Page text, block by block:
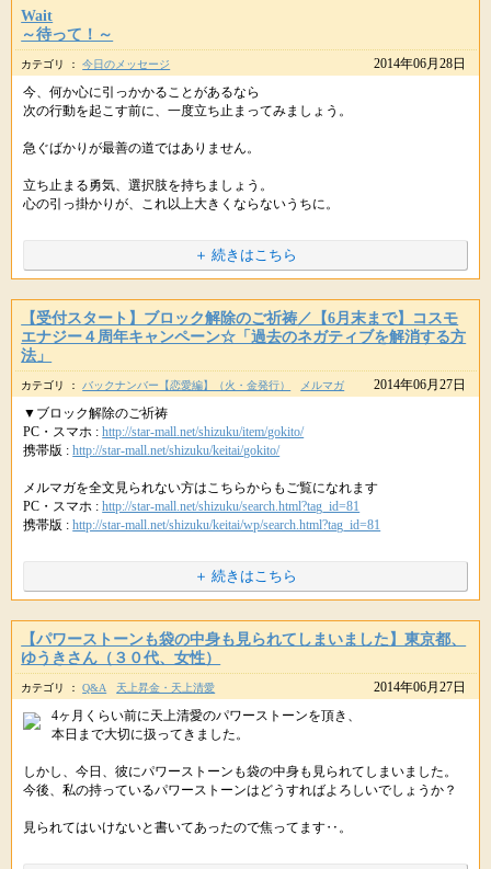
■【受付スタート】ブロック解除のご祈祷
＜ブロック解除を受けた方のお喜びの声＞
------------
◎埼玉県、Ｍさん（女性）
「心の中が神社のよう」（！？苦笑）な、なんとも不思議な感じです。
◎静岡県、Ｔさん（女性）
今まで目を瞑って来た事、(部屋の片付けだったりダイエットだったり)に
今までは行動に移せなかったので、この変化に自分でも驚きです。
もっと早く受ければ良かったとさえ思いました(^-^;)
◎埼玉県、りらさん（女性）
信じられないくらいの変化が現れています。
一段落してからお礼のメールをしようと思っているうちにも
次々と物事が展開し続けていて止まりません(^▽^;)。
-------------
今月も、紫音先生にはスムーズに願いを叶えるために
さまざまなブロック解除のご祈祷をいただけます。＼(＾o＾)／
▼ブロック解除のご祈祷
PC・スマホ :http://star-mall.net/shizuku/item/gokito/
※７月３日（木）夜２３時〆切りです。
願いを書き出したり、祈ったり、
できることは色々やっているにも関わらず
やっぱり私は願いが叶わない体質なのかも・・(｡´・_・｀｡)ｼｮﾎﾞーﾝ
と悩んだり、それでも願いを諦めきれないといった方のために
紫音先生がご用意くださったのが、ブロック解除のご祈祷です。
私的にはラリマーの力と
前に自信のブロック解除をしていただいたお蔭かなと思います
自信がついたから周りのことが気にしなくなったのかなと、、
自信と愛を強めてくれるアイテムだと思います
もっと多くの人にこのアイテムをもって幸せになってほしいと思います！
本当にこれも星のしずくさんのお蔭です
また、良い事や変化があれば報告させていただきます
++++
星のしずくより
++++
こんにちは。
星のしずくです。(｡・∀・｡)
葵先生のラリマーブレスレットや
癒しの和みブレスレットを手にしてくださり、感謝しております。
気負うことなく、関係を楽しめただけでなく
お買い物の際に感じたネガティブな気持ちを
冷静に見つめることができたのも、素晴らしいと感じます。
人のことを気にせずに行動できると
自分らしさを発揮できますので、ますます気持ちがラクになっていきます
よ。
ブロック解除の効果がジワジワと表れているのは嬉しいですね☆
> ラリマーと癒しの和みブレスは本当に人間関係の雰囲気をよくしてく
それどころか、大いに増えてくることでしょう。
閉ざしていた水脈も刺激されて、開いてくるかもしれません。
充足感がもたらす
さらなる充足を受け取っていきましょう。
ﾟ･*:.｡..｡.:*･ﾟﾟ･*:.｡..｡.:*･ﾟﾟ･*:.｡..｡.:*･ﾟﾟ･*:.｡..｡.:*･ﾟ
今日も素敵な１日をお過ごしください。
URLをコピペしてシェアもできます。
決断を先延ばしにすれば
方向性が定まらず、
せっかくのあなたのパワーも
半分になってしまうかもしれません。
あなたが持つ魅力も半減してしまうのです。
心に正直になって
本当の望みを見つめましょう。
そして、望みに制限をつける必要もありません。
次なるステップを踏み出すために
新月のあと、クリアになったタイミングで
自分の心と素直に向き合う時間を持ってみてください。
ﾟ･*:.｡..｡.:*･ﾟﾟ･*:.｡..｡.:*･ﾟﾟ･*:.｡..｡.:*･ﾟ
今日も素敵な１日をお過ごしください。
Wait
～待って！～
カテゴリ ：今日のメッセージ
2014年06月28日
今、何か心に引っかかることがあるなら
次の行動を起こす前に、一度立ち止まってみましょう。
急ぐばかりが最善の道ではありません。
立ち止まる勇気、選択肢を持ちましょう。
心の引っ掛かりが、これ以上大きくならないうちに。
気のせい、と片付けるのは簡単です。
しかし、ふとそこに足を止め
なぜそう感じるのか、１つ１つ丁寧に
確認していくことで、見過ごしていた問題に
気が付けた、ということもあるかもしれません。
あなたの感覚、感性を信じましょう。
また、立ち止まることや待つことは
今の状況を否定したり、諦めたりすることではありません。
行動は一時停止しているように見えても
その裏で、水面下で、最善策が模索されています。
あなたを見守る宇宙からの采配によって。
これから先、勢いよく発進していくことができるでしょう。
待つという選択肢を持ったとき
あなたの人生に、さらに深みが出てくるんですよ
というメッセージが込められている気がします。
ﾟ･*:.｡..｡.:*･ﾟﾟ･*:.｡..｡.:*･ﾟﾟ･*:.｡..｡.:*･ﾟ
今日も素敵な１日をお過ごしください。
＋ 続きはこちら
【受付スタート】ブロック解除のご祈祷／【6月末まで】コスモ
エナジー４周年キャンペーン☆「過去のネガティブを解消する方
法」
カテゴリ ： バックナンバー【恋愛編】（火・金発行） メルマガ
2014年06月27日
▼ブロック解除のご祈祷
PC・スマホ :http://star-mall.net/shizuku/item/gokito/
携帯版 :http://star-mall.net/shizuku/keitai/gokito/
メルマガを全文見られない方はこちらからもご覧になれます
PC・スマホ :http://star-mall.net/shizuku/search.html?tag_id=81
携帯版 :http://star-mall.net/shizuku/keitai/wp/search.html?tag_id=81
＼祝 まぐまぐ殿堂入りメルマガ／
愛と豊かさに満たされる秘訣を伝授
スピリチュアル恋愛塾 no.374
★〓★〓★〓★〓★〓★〓★〓★〓★
みなさん
星のしずく・女子部です♪
最近は、不規則な天候が続いておりますが
いかがお過ごしですか？
＋ 続きはこちら
【パワーストーンも袋の中身も見られてしまいました】東京都、
ゆうきさん（３０代、女性）
カテゴリ ：Q&A 天上昇金・天上清愛
2014年06月27日
4ヶ月くらい前に天上清愛のパワーストーンを頂き、
本日まで大切に扱ってきました。
しかし、今日、彼にパワーストーンも袋の中身も見られてしまいました。
今後、私の持っているパワーストーンはどうすればよろしいでしょうか？
見られてはいけないと書いてあったので焦ってます‥。